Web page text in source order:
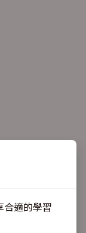
合適的學習